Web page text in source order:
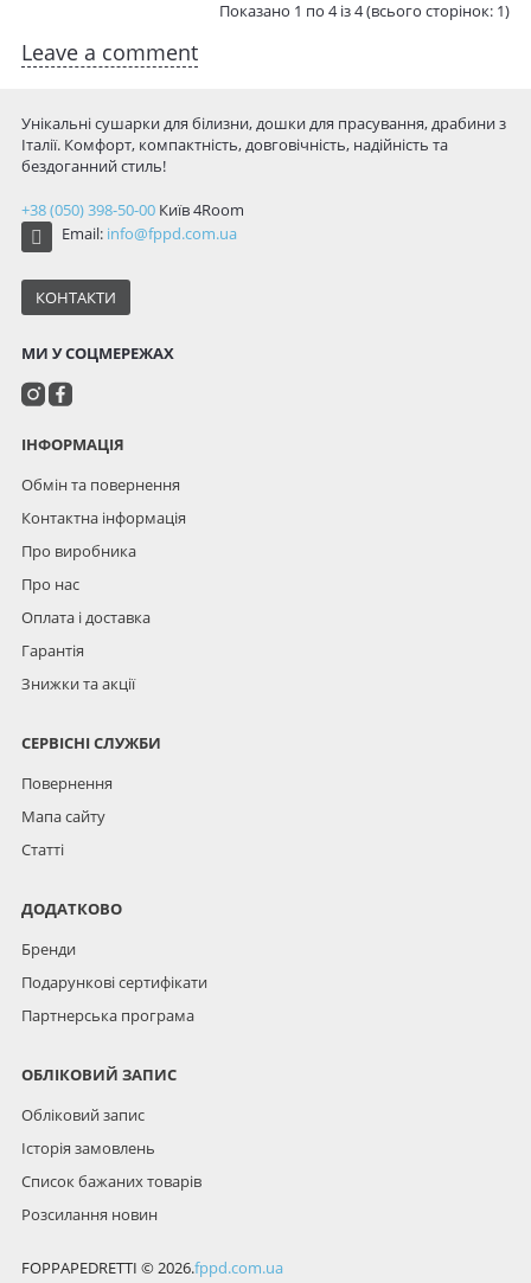
Показано 1 по 4 із 4 (всього сторінок: 1)
Leave a comment
Унікальні сушарки для білизни, дошки для прасування, драбини з
Італії. Комфорт, компактність, довговічність, надійність та
бездоганний стиль!
+38 (050) 398-50-00 Київ4Room
Email: info@fppd.com.ua
КОНТАКТИ
МИ У СОЦМЕРЕЖАХ
ІНФОРМАЦІЯ
Обмін та повернення
Контактна інформація
Про виробника
Про нас
Оплата і доставка
Гарантія
Знижки та акції
СЕРВІСНІ СЛУЖБИ
Повернення
Мапа сайту
Статті
ДОДАТКОВО
Бренди
Подарункові сертифікати
Партнерська програма
ОБЛІКОВИЙ ЗАПИС
Обліковий запис
Історія замовлень
Список бажаних товарів
Розсилання новин
FOPPAPEDRETTI © 2026.fppd.com.ua